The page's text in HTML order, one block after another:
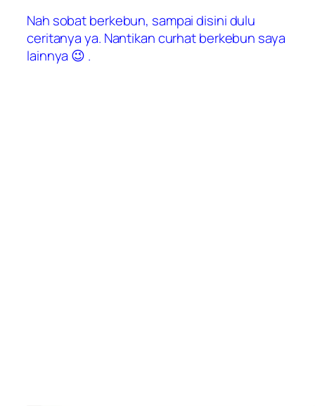
Nah sobat berkebun, sampai disini dulu
ceritanya ya. Nantikan curhat berkebun saya
lainnya 😉 .